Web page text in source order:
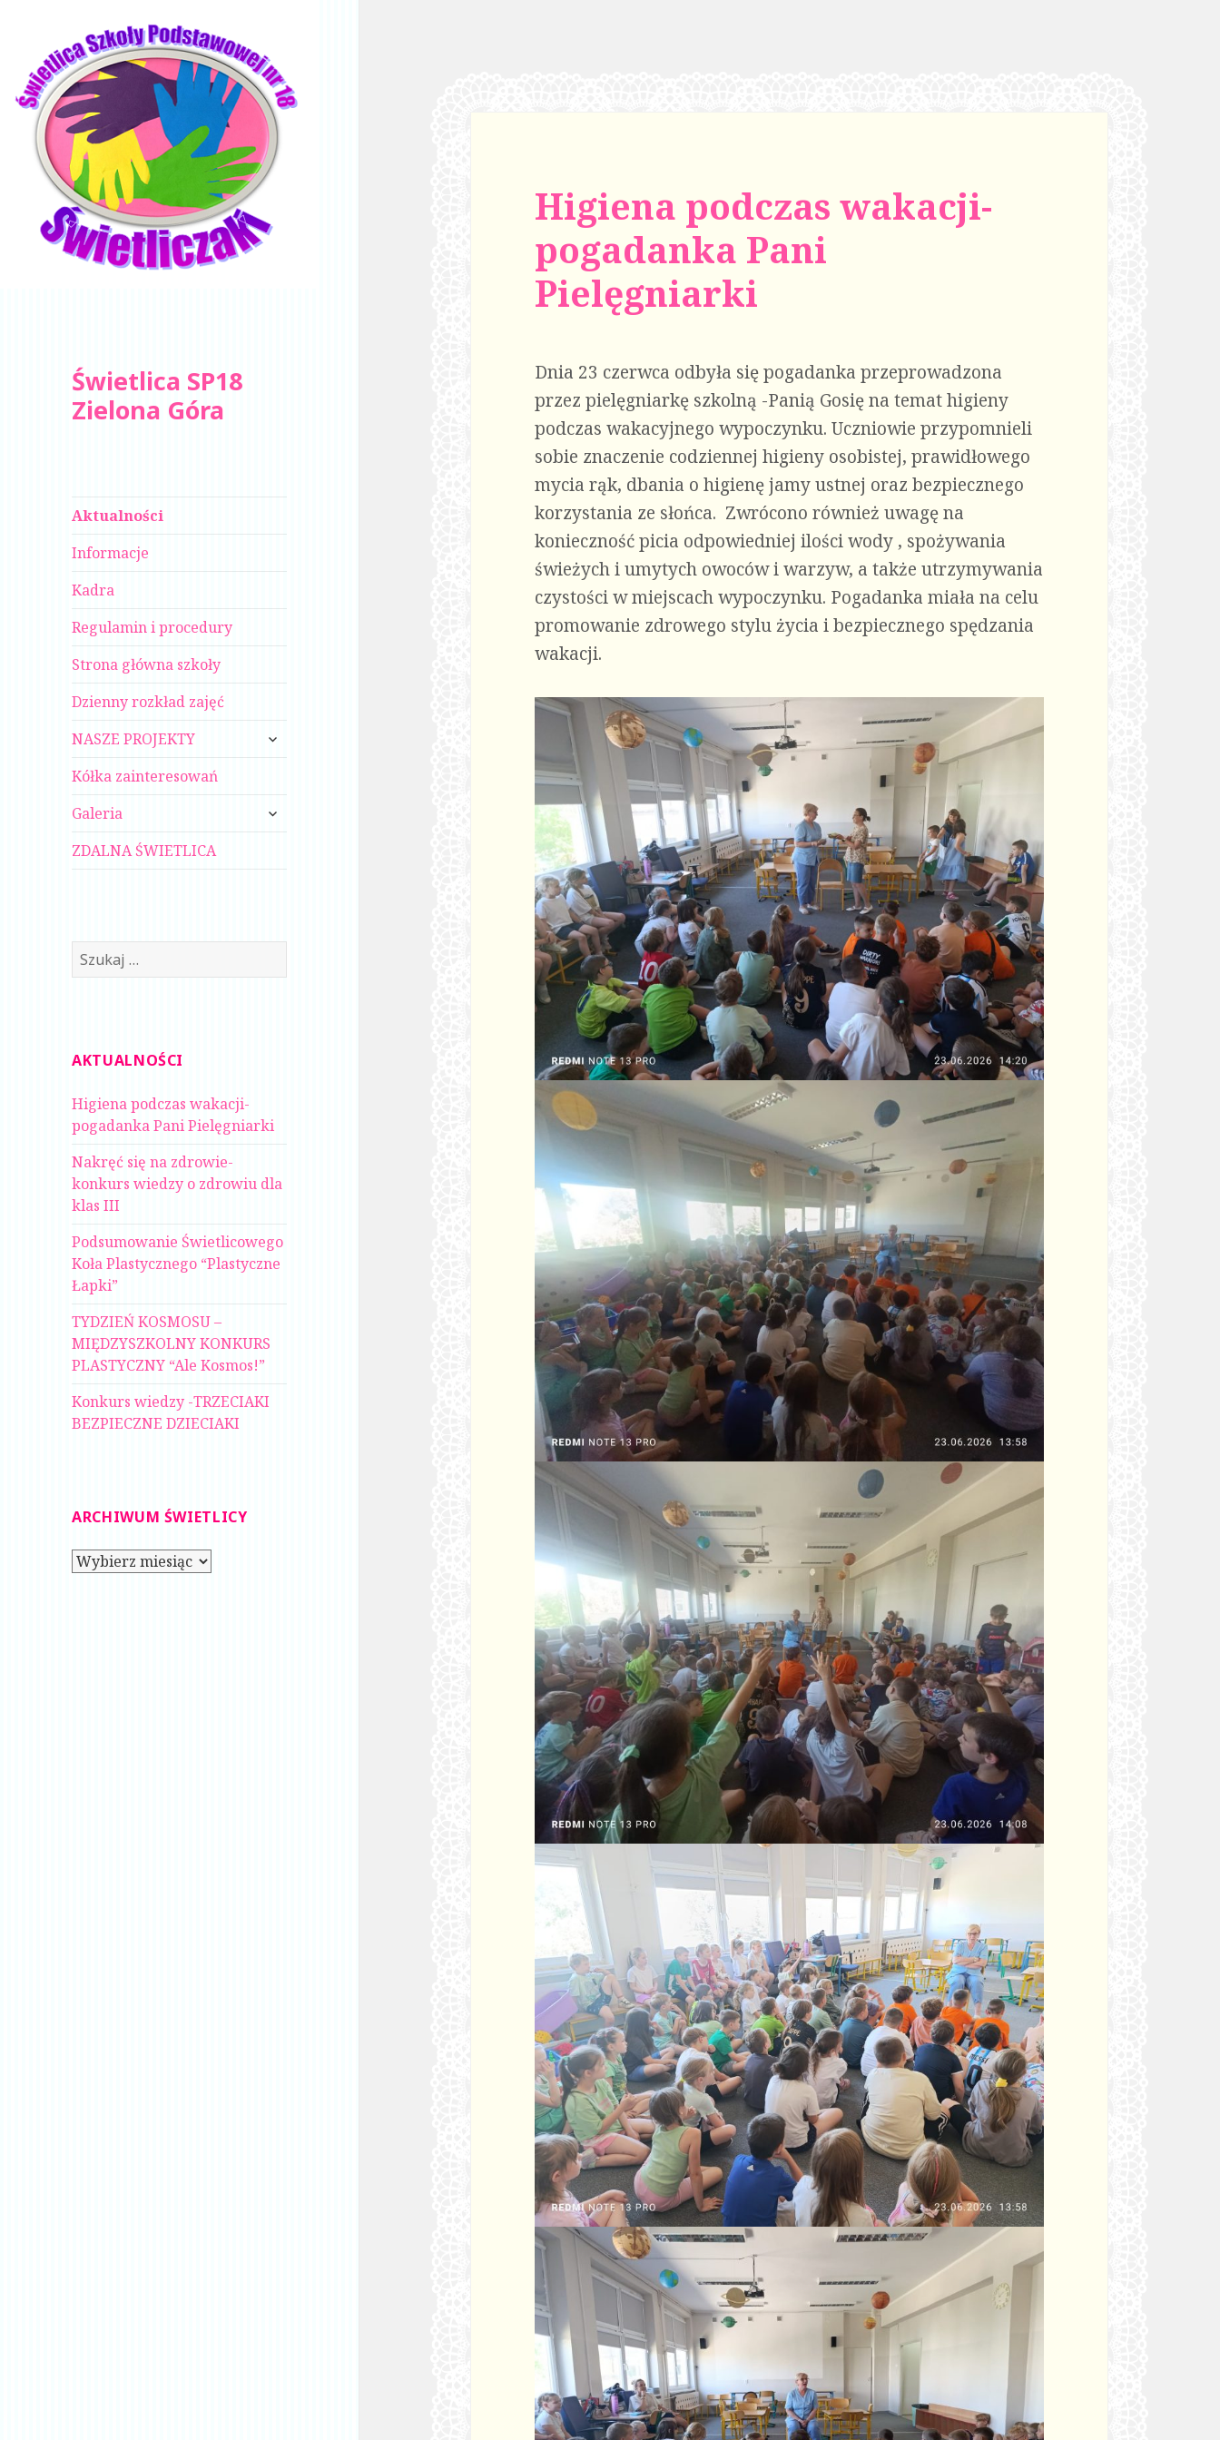
Świetlica SP18
Zielona Góra
Aktualności
Informacje
Kadra
Regulamin i procedury
Strona główna szkoły
Dzienny rozkład zajęć
NASZE PROJEKTY
rozwiń
Kółka zainteresowań
Galeria
rozwiń
ZDALNA ŚWIETLICA
Szukaj:
AKTUALNOŚCI
Higiena podczas wakacji-
pogadanka Pani Pielęgniarki
Nakręć się na zdrowie-
konkurs wiedzy o zdrowiu dla
klas III
Podsumowanie Świetlicowego
Koła Plastycznego “Plastyczne
Łapki”
TYDZIEŃ KOSMOSU –
MIĘDZYSZKOLNY KONKURS
PLASTYCZNY “Ale Kosmos!”
Konkurs wiedzy -TRZECIAKI
BEZPIECZNE DZIECIAKI
ARCHIWUM ŚWIETLICY
Archiwum
Higiena podczas wakacji-
pogadanka Pani
Pielęgniarki
Dnia 23 czerwca odbyła się pogadanka przeprowadzona
przez pielęgniarkę szkolną -Panią Gosię na temat higieny
podczas wakacyjnego wypoczynku. Uczniowie przypomnieli
sobie znaczenie codziennej higieny osobistej, prawidłowego
mycia rąk, dbania o higienę jamy ustnej oraz bezpiecznego
korzystania ze słońca. Zwrócono również uwagę na
konieczność picia odpowiedniej ilości wody , spożywania
świeżych i umytych owoców i warzyw, a także utrzymywania
czystości w miejscach wypoczynku. Pogadanka miała na celu
promowanie zdrowego stylu życia i bezpiecznego spędzania
wakacji.